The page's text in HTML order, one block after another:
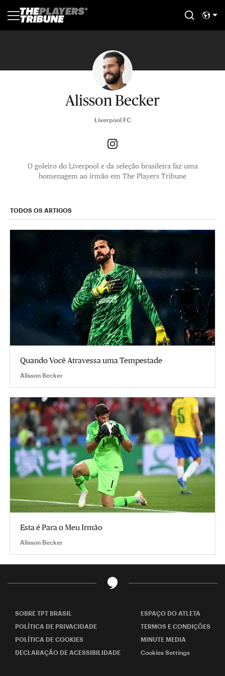
Alisson Becker
Liverpool FC
O goleiro do Liverpool e da seleção brasileira faz uma
homenagem ao irmão em The Players Tribune
TODOS OS ARTIGOS
Quando Você Atravessa uma Tempestade
Alisson Becker
Esta é Para o Meu Irmão
Alisson Becker
SOBRE TPT BRASIL
ESPAÇO DO ATLETA
POLÍTICA DE PRIVACIDADE
TERMOS E CONDIÇÕES
POLÍTICA DE COOKIES
MINUTE MEDIA
DECLARAÇÃO DE ACESSIBILIDADE
Cookies Settings